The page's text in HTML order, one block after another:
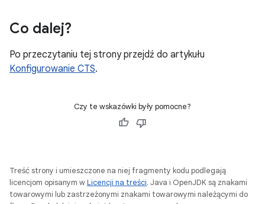
Co dalej?
Po przeczytaniu tej strony przejdź do artykułu
Konfigurowanie CTS.
Czy te wskazówki były pomocne?
Treść strony i umieszczone na niej fragmenty kodu podlegają
licencjom opisanym wLicencji na treści. Java i OpenJDK są znakami
towarowymi lub zastrzeżonymi znakami towarowymi należącymi do